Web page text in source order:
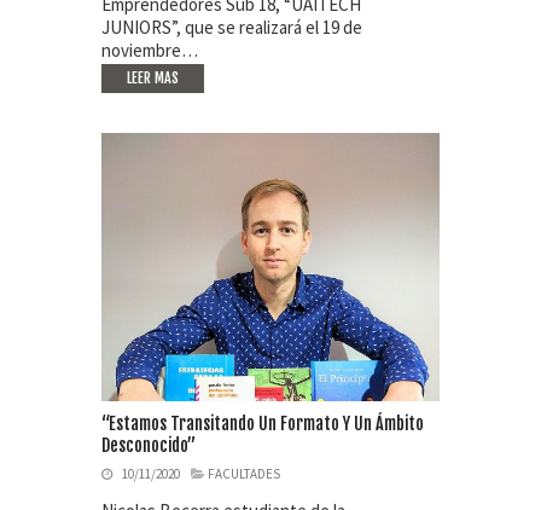
Emprendedores Sub 18, “UAITECH
JUNIORS”, que se realizará el 19 de
noviembre…
LEER MAS
“Estamos Transitando Un Formato Y Un Ámbito
Desconocido”
10/11/2020 FACULTADES